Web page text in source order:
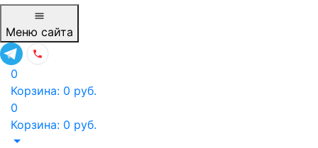
Меню сайта
0
Корзина: 0 руб.
0
Корзина: 0 руб.